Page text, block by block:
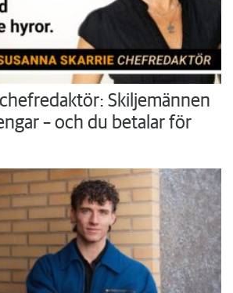
Skiljemännen
– och du betalar för